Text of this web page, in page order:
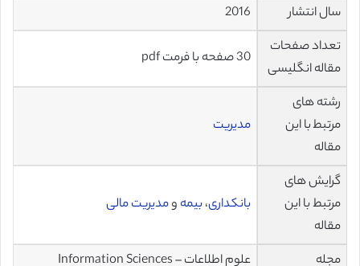
سال انتشار
2016
تعداد صفحات
مقاله انگلیسی
30 صفحه با فرمت pdf
رشته های
مرتبط با این
مقاله
مدیریت
گرایش های
مرتبط با این
مقاله
بانکداری،بیمه ومدیریت مالی
مجله علوم اطلاعات – Information Sciences